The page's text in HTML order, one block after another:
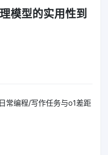
模型的实用性到
常编程/写作任务与o1差距